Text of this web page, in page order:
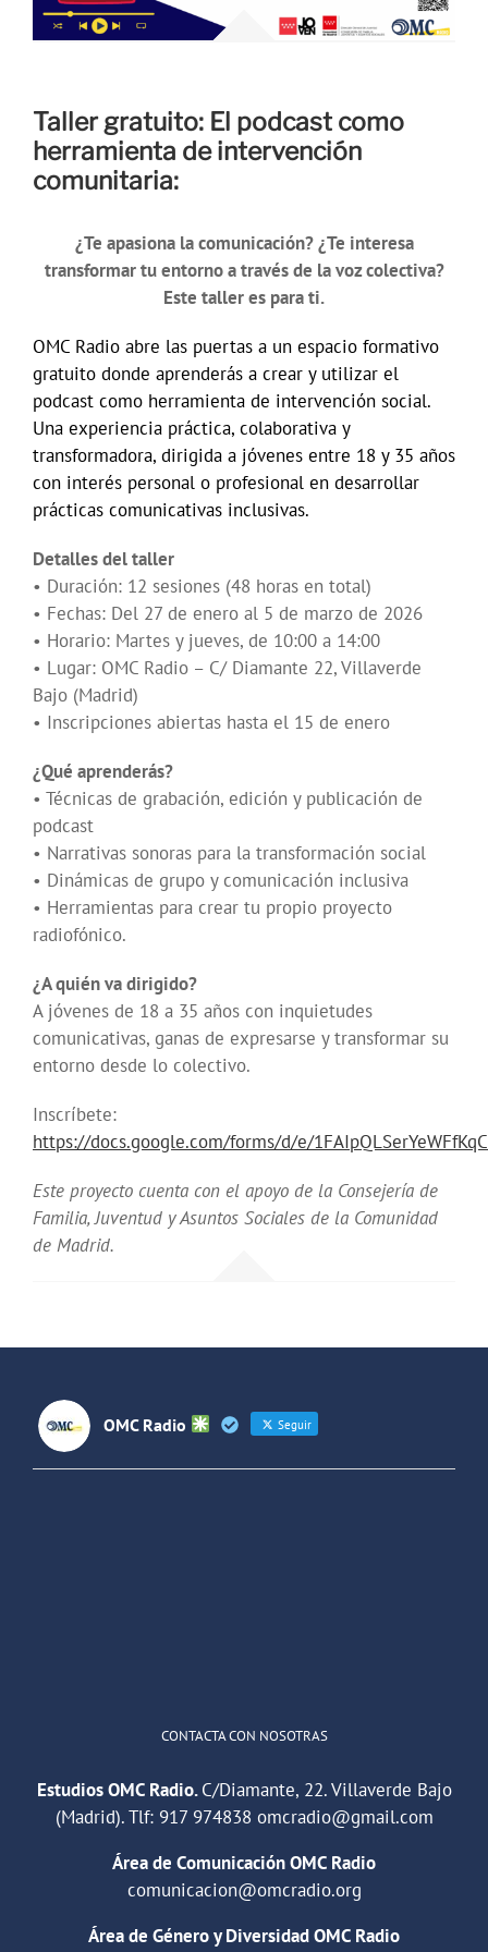
Taller gratuito: El podcast como
herramienta de intervención
comunitaria:
¿Te apasiona la comunicación? ¿Te interesa
transformar tu entorno a través de la voz colectiva?
Este taller es para ti.
OMC Radio abre las puertas a un espacio formativo
gratuito donde aprenderás a crear y utilizar el
podcast como herramienta de intervención social.
Una experiencia práctica, colaborativa y
transformadora, dirigida a jóvenes entre 18 y 35 años
con interés personal o profesional en desarrollar
prácticas comunicativas inclusivas.
Detalles del taller
• Duración: 12 sesiones (48 horas en total)
• Fechas: Del 27 de enero al 5 de marzo de 2026
• Horario: Martes y jueves, de 10:00 a 14:00
• Lugar: OMC Radio – C/ Diamante 22, Villaverde
Bajo (Madrid)
• Inscripciones abiertas hasta el 15 de enero
¿Qué aprenderás?
• Técnicas de grabación, edición y publicación de
podcast
• Narrativas sonoras para la transformación social
• Dinámicas de grupo y comunicación inclusiva
• Herramientas para crear tu propio proyecto
radiofónico.
¿A quién va dirigido?
A jóvenes de 18 a 35 años con inquietudes
comunicativas, ganas de expresarse y transformar su
entorno desde lo colectivo.
Inscríbete:
https://docs.google.com/forms/d/e/
Este proyecto cuenta con el apoyo de la Consejería de
Familia, Juventud y Asuntos Sociales de la Comunidad
de Madrid.
OMC Radio Seguir
CONTACTA CON NOSOTRAS
Estudios OMC Radio.C/Diamante, 22. Villaverde Bajo
(Madrid). Tlf: 917 974838 omcradio@gmail.com
Área de Comunicación OMC Radio
comunicacion@omcradio.org
Área de Género y Diversidad OMC Radio